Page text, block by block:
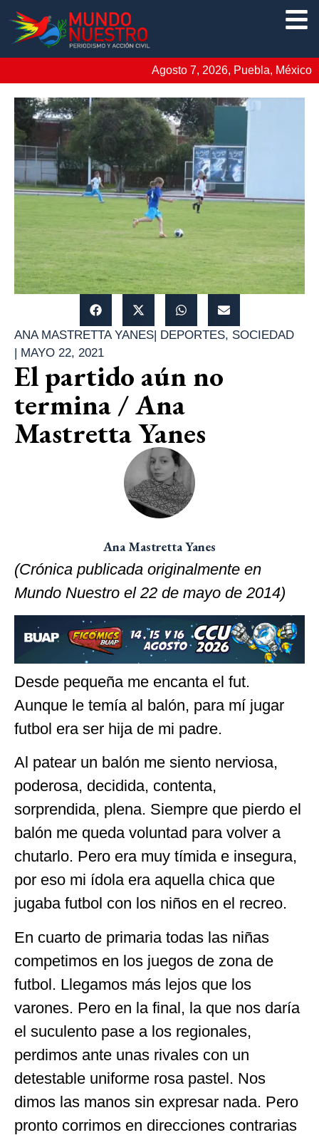
Agosto 7, 2026, Puebla, México
ANA MASTRETTA YANES DEPORTES, SOCIEDAD
MAYO 22, 2021
El partido aún no
termina / Ana
Mastretta Yanes
Ana Mastretta Yanes
(Crónica publicada originalmente en
Mundo Nuestro el 22 de mayo de 2014)
Desde pequeña me encanta el fut.
Aunque le temía al balón, para mí jugar
futbol era ser hija de mi padre.
Al patear un balón me siento nerviosa,
poderosa, decidida, contenta,
sorprendida, plena. Siempre que pierdo el
balón me queda voluntad para volver a
chutarlo. Pero era muy tímida e insegura,
por eso mi ídola era aquella chica que
jugaba futbol con los niños en el recreo.
En cuarto de primaria todas las niñas
competimos en los juegos de zona de
futbol. Llegamos más lejos que los
varones. Pero en la final, la que nos daría
el suculento pase a los regionales,
perdimos ante unas rivales con un
detestable uniforme rosa pastel. Nos
dimos las manos sin expresar nada. Pero
pronto corrimos en direcciones contrarias